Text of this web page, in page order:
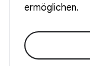
ermöglichen.